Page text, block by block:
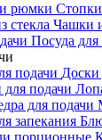
Чашки
Посуда для
Доски